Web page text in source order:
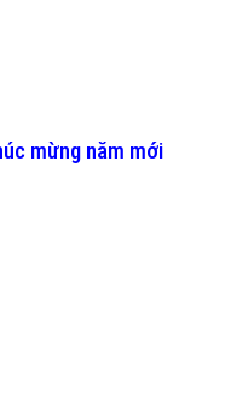
mừng năm mới